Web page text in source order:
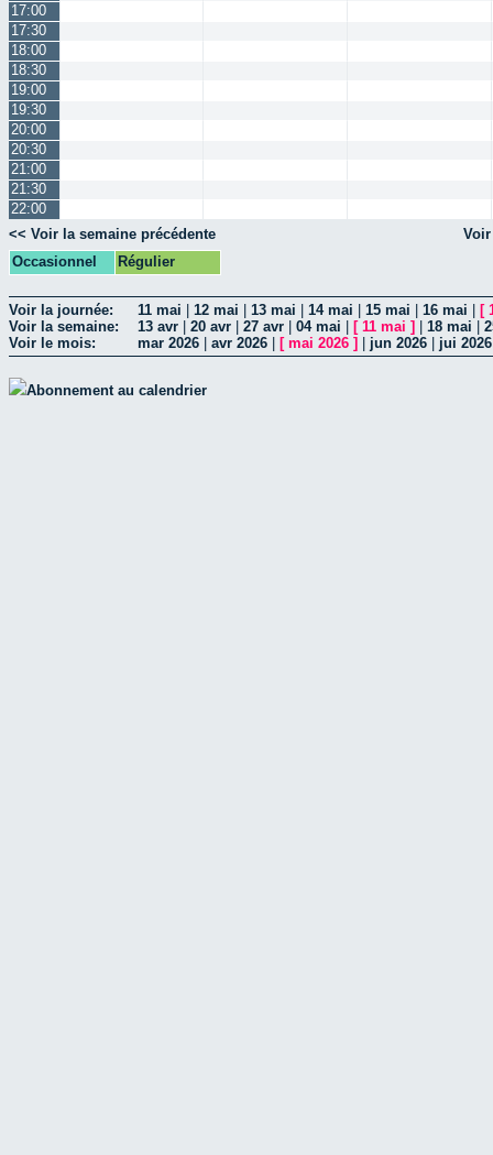
17:00
17:30
18:00
18:30
19:00
19:30
20:00
20:30
21:00
21:30
22:00
<< Voir la semaine précédente
Occasionnel
Régulier
Voir la journée: 11 mai 12 mai 13 mai 14 mai 15 mai 16 mai [
Voir la semaine:
13 avr 20 avr 27 avr 04 mai [ 11 mai ] 18 mai
Voir le mois:
mar 2026 avr 2026 [ mai 2026 ] jun 2026 jui 2026
Abonnement au calendrier